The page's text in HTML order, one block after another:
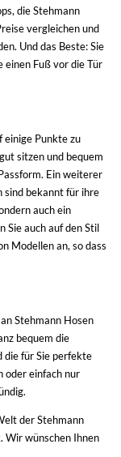
die Stehmann
vergleichen und
Und das Beste: Sie
einen Fuß vor die Tür
einige Punkte zu
sitzen und bequem
Ein weiterer
sind bekannt für ihre
auch ein
Sie auch auf den Stil
Modellen an, so dass
Stehmann Hosen
bequem die
die für Sie perfekte
oder einfach nur
der Stehmann
Wir wünschen Ihnen